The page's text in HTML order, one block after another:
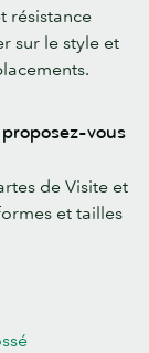
résistance
sur le style et
vous
de Visite et
et tailles